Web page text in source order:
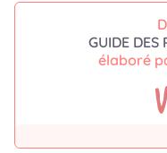
GUIDE DES
élaboré